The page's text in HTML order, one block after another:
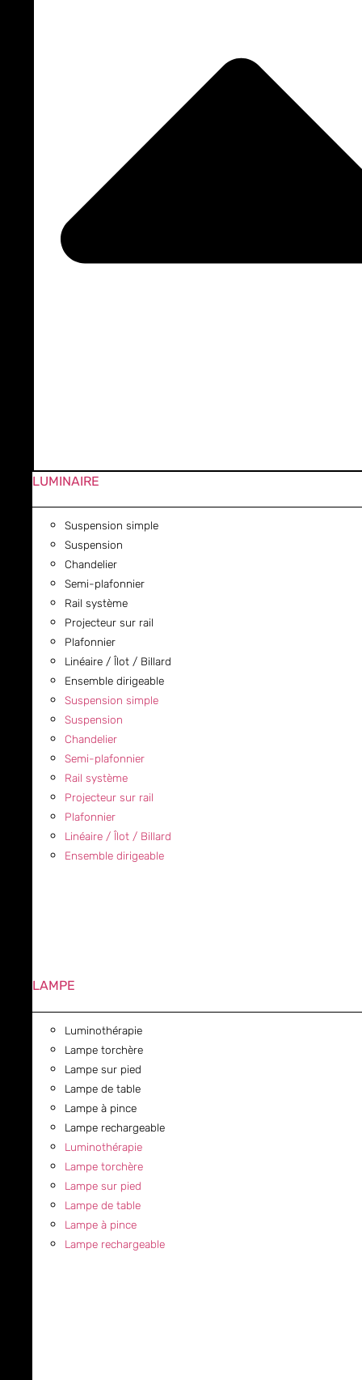
LUMINAIRE
Suspension simple
Suspension
Chandelier
Semi-plafonnier
Rail système
Projecteur sur rail
Plafonnier
Linéaire / Îlot / Billard
Ensemble dirigeable
Suspension simple
Suspension
Chandelier
Semi-plafonnier
Rail système
Projecteur sur rail
Plafonnier
Linéaire / Îlot / Billard
Ensemble dirigeable
LAMPE
Luminothérapie
Lampe torchère
Lampe sur pied
Lampe de table
Lampe à pince
Lampe rechargeable
Luminothérapie
Lampe torchère
Lampe sur pied
Lampe de table
Lampe à pince
Lampe rechargeable